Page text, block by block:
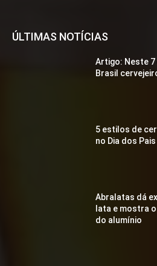
ÚLTIMAS NOTÍCIAS
Artigo: Neste
Brasil
5 estilos de
no Dia dos Pais
Abralatas dá
lata e mostra
do alumínio